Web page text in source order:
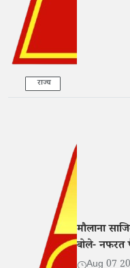
राज्य
मौलाना
बोले- नफरत